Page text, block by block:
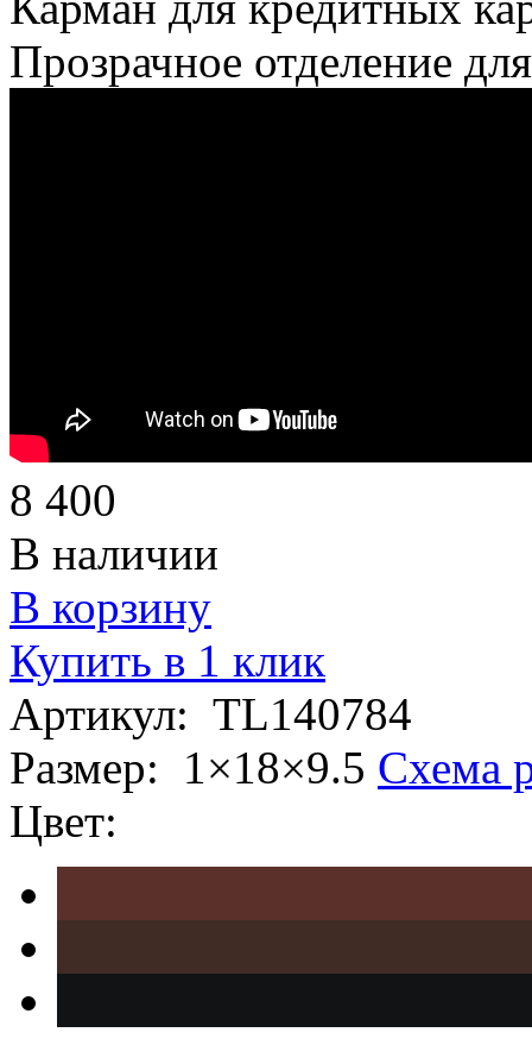
Прозрачное отделение
8 400
В наличии
В корзину
Купить в 1 клик
Артикул: TL140784
Размер: 1×18×9.5 Схема
Цвет: